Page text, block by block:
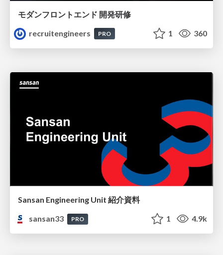
モダンフロントエンド 開発研修
recruitengineers
PRO 1 360
Sansan Engineering Unit 紹介資料
sansan33
PRO 1 4.9k